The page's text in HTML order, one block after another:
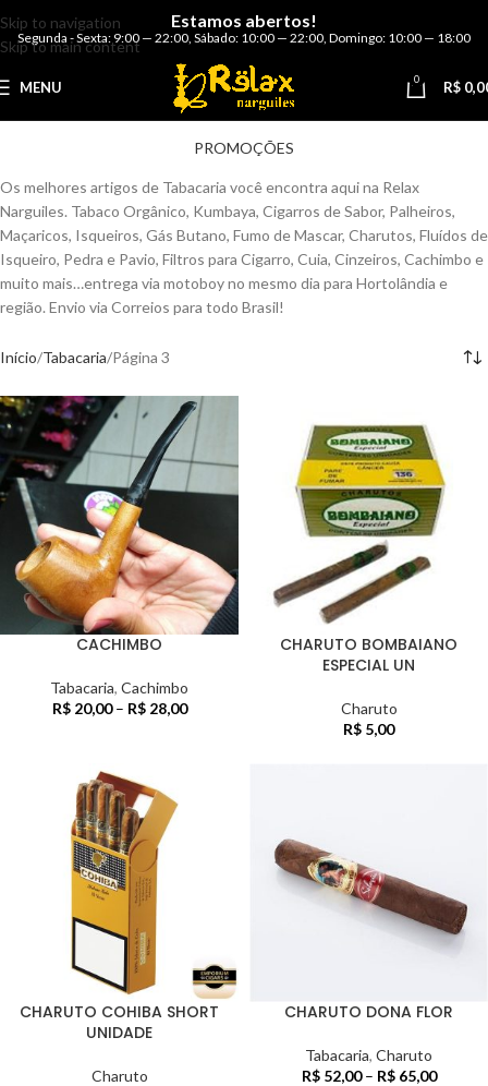
Skip to navigation
Skip to main content
Estamos abertos!
Segunda - Sexta: 9:00 — 22:00 Sábado: 10:00 — 22:00 Domingo: 10:00 — 18:00
MENU 0 R$
PROMOÇÕES
Os melhores artigos de Tabacaria você encontra aqui na Relax
Narguiles. Tabaco Orgânico, Kumbaya, Cigarros de Sabor, Palheiros,
Maçaricos, Isqueiros, Gás Butano, Fumo de Mascar, Charutos, Fluídos de
Isqueiro, Pedra e Pavio, Filtros para Cigarro, Cuia, Cinzeiros, Cachimbo e
muito mais…entrega via motoboy no mesmo dia para Hortolândia e
região. Envio via Correios para todo Brasil!
Início Tabacaria Página 3
CACHIMBO
Tabacaria, Cachimbo
R$20,00 – R$28,00
CHARUTO BOMBAIANO
ESPECIAL UN
Charuto
R$ 5,00
CHARUTO COHIBA SHORT
UNIDADE
Charuto
CHARUTO DONA FLOR
Tabacaria, Charuto
R$52,00 – R$65,00